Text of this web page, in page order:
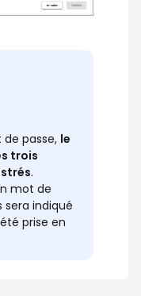
passe, le
trois
.
mot de
sera indiqué
prise en